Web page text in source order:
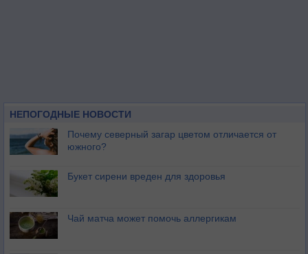
НЕПОГОДНЫЕ НОВОСТИ
Почему северный загар цветом отличается от
южного?
Букет сирени вреден для здоровья
Чай матча может помочь аллергикам